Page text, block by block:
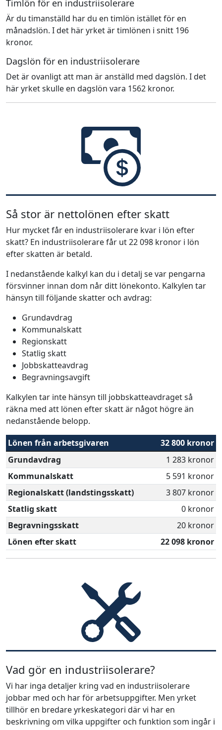
Timlön för en industriisolerare
Är du timanställd har du en timlön istället för en
månadslön. I det här yrket är timlönen i snitt 196
kronor.
Dagslön för en industriisolerare
Det är ovanligt att man är anställd med dagslön. I det
här yrket skulle en dagslön vara 1562 kronor.
Så stor är nettolönen efter skatt
Hur mycket får en industriisolerare kvar i lön efter
skatt? En industriisolerare får ut 22 098 kronor i lön
efter skatten är betald.
I nedanstående kalkyl kan du i detalj se var pengarna
försvinner innan dom når ditt lönekonto. Kalkylen tar
hänsyn till följande skatter och avdrag:
Grundavdrag
Kommunalskatt
Regionskatt
Statlig skatt
Jobbskatteavdrag
Begravningsavgift
Kalkylen tar inte hänsyn till jobbskatteavdraget så
räkna med att lönen efter skatt är något högre än
nedanstående belopp.
Lönen från arbetsgivaren
32 800 kronor
Grundavdrag
1 283 kronor
Kommunalskatt
5 591 kronor
Regionalskatt (landstingsskatt)
3 807 kronor
Statlig skatt
0 kronor
Begravningsskatt
20 kronor
Lönen efter skatt
22 098 kronor
Vad gör en industriisolerare?
Vi har inga detaljer kring vad en industriisolerare
jobbar med och har för arbetsuppgifter. Men yrket
tillhör en bredare yrkeskategori där vi har en
beskrivning om vilka uppgifter och funktion som ingår i